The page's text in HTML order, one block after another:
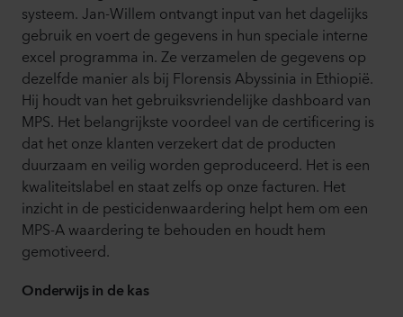
systeem. Jan-Willem ontvangt input van het dagelijks
gebruik en voert de gegevens in hun speciale interne
excel programma in. Ze verzamelen de gegevens op
dezelfde manier als bij Florensis Abyssinia in Ethiopië.
Hij houdt van het gebruiksvriendelijke dashboard van
MPS. Het belangrijkste voordeel van de certificering is
dat het onze klanten verzekert dat de producten
duurzaam en veilig worden geproduceerd. Het is een
kwaliteitslabel en staat zelfs op onze facturen. Het
inzicht in de pesticidenwaardering helpt hem om een
MPS-A waardering te behouden en houdt hem
gemotiveerd.
Onderwijs in de kas